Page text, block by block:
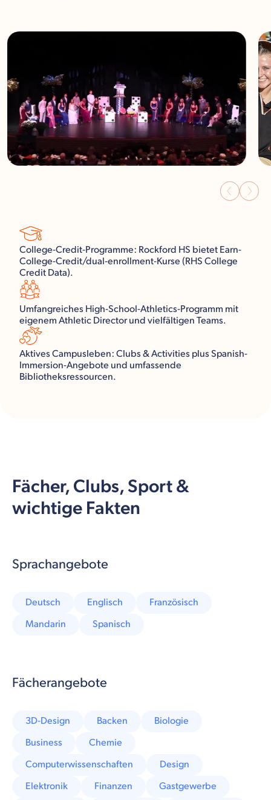
College-Credit-Programme: Rockford HS bietet Earn-
College-Credit/dual-enrollment-Kurse (RHS College
Credit Data).
Umfangreiches High-School-Athletics-Programm mit
eigenem Athletic Director und vielfältigen Teams.
Aktives Campusleben: Clubs & Activities plus Spanish-
Immersion-Angebote und umfassende
Bibliotheksressourcen.
Fächer, Clubs, Sport &
wichtige Fakten
Sprachangebote
Deutsch Englisch
Französisch
Mandarin
Spanisch
Fächerangebote
3D-Design Backen
Biologie
Business
Chemie
Computerwissenschaften
Design
Elektronik
Finanzen Gastgewerbe